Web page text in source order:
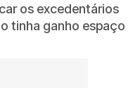
os excedentários
tinha ganho espaço